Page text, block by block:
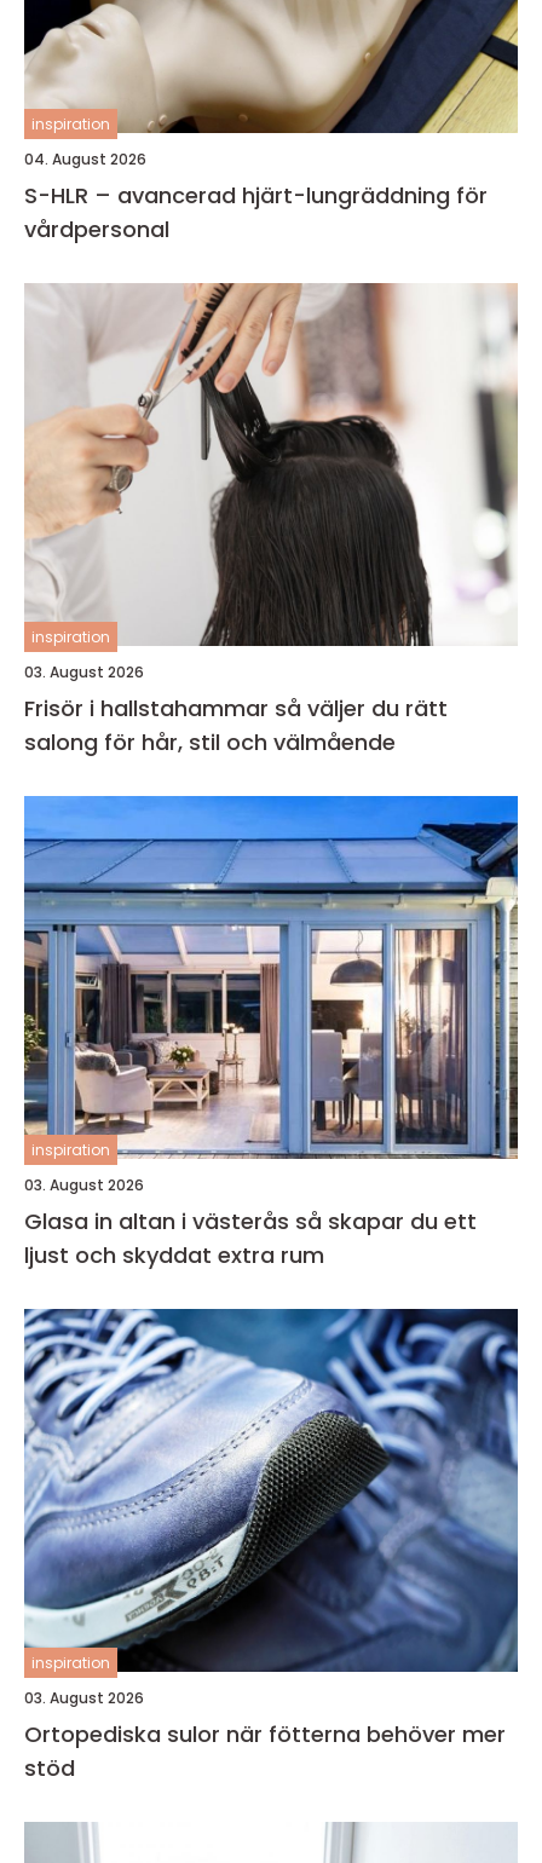
inspiration
04. August 2026
S-HLR – avancerad hjärt-lungräddning för
vårdpersonal
inspiration
03. August 2026
Frisör i hallstahammar så väljer du rätt
salong för hår, stil och välmående
inspiration
03. August 2026
Glasa in altan i västerås så skapar du ett
ljust och skyddat extra rum
inspiration
03. August 2026
Ortopediska sulor när fötterna behöver mer
stöd